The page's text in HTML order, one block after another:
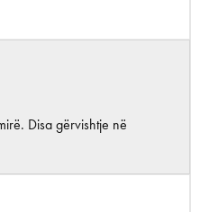
Disa gërvishtje në